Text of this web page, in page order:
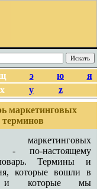
э ю
я
x y z
маркетинговых
терминов
маркетинговых
- по-настоящему
Термины и
которые вошли в
и которые мы